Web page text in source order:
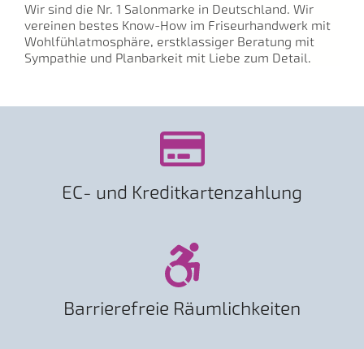
Wir sind die Nr. 1 Salonmarke in Deutschland. Wir
vereinen bestes Know-How im Friseurhandwerk mit
Wohlfühlatmosphäre, erstklassiger Beratung mit
Sympathie und Planbarkeit mit Liebe zum Detail.
EC- und Kreditkartenzahlung
Barrierefreie Räumlichkeiten